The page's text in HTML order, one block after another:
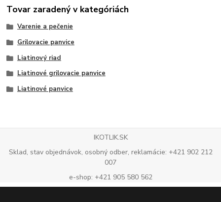
Tovar zaradený v kategóriách
Varenie a pečenie
Grilovacie panvice
Liatinový riad
Liatinové grilovacie panvice
Liatinové panvice
IKOTLIK.SK
Sklad, stav objednávok, osobný odber, reklamácie: +421 902 212
007
e-shop: +421 905 580 562